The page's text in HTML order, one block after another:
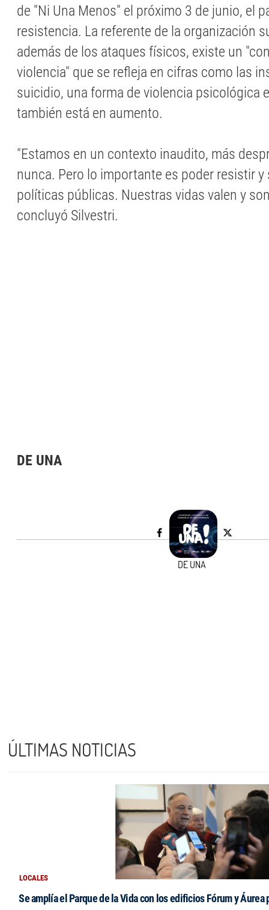
de "Ni Una Menos" el próximo 3 de junio, el
resistencia. La referente de la organización
además de los ataques físicos, existe un
violencia" que se refleja en cifras como las
suicidio, una forma de violencia psicológica
también está en aumento.
"Estamos en un contexto inaudito, más
nunca. Pero lo importante es poder resistir
políticas públicas. Nuestras vidas valen y
concluyó Silvestri.
DE UNA
DE UNA
ÚLTIMAS NOTICIAS
LOCALES
Se amplía el Parque de la Vida con los edificios Fórum y